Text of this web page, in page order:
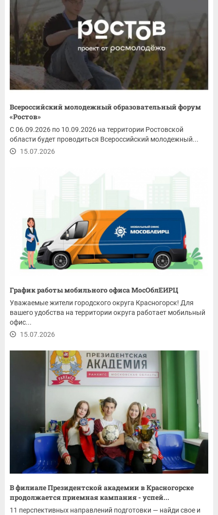
Всероссийский молодежный образовательный форум
«Ростов»
С 06.09.2026 по 10.09.2026 на территории Ростовской
области будет проводиться Всероссийский молодежный...
15.07.2026
График работы мобильного офиса МосОблЕИРЦ
Уважаемые жители городского округа Красногорск! Для
вашего удобства на территории округа работает мобильный
офис...
15.07.2026
В филиале Президентской академии в Красногорске
продолжается приемная кампания - успей...
11 перспективных направлений подготовки — найди свое и